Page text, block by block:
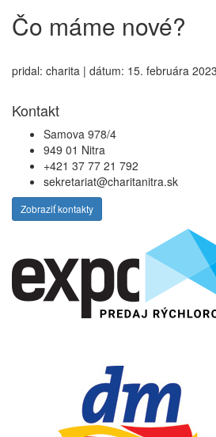
Čo máme nové?
pridal: charita | dátum: 15. februára
Kontakt
Samova 978/4
949 01 Nitra
+421 37 77 21 792
sekretariat@charitanitra.sk
Zobraziť kontakty